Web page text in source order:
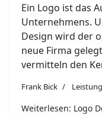
Ein Logo ist das
Unternehmens.
Design wird der
neue Firma
vermitteln den
Frank Bick
Weiterlesen: Logo